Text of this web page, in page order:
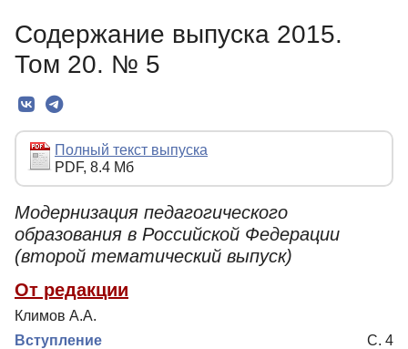
О Журнале
Редколлегия
Редакционная политика
Индексирование
Для авторов
Рубрики
Подписка
Контакты
Содержание выпуска 2015.
Том 20. № 5
Полный текст выпуска
PDF, 8.4 Мб
Модернизация педагогического
образования в Российской Федерации
(второй тематический выпуск)
От редакции
Климов А.А.
Вступление
С. 4